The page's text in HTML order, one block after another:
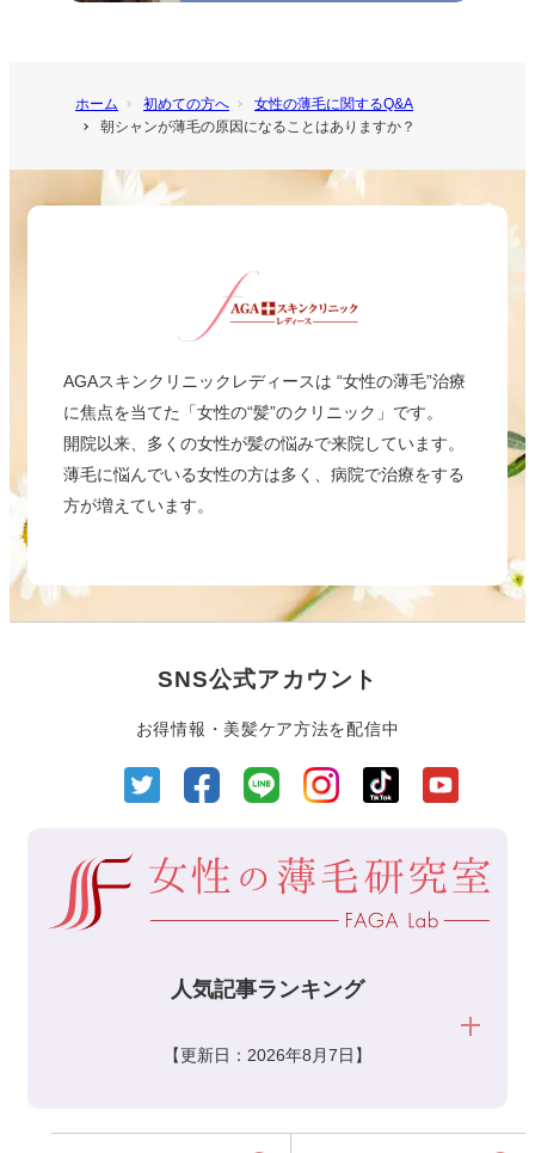
ホーム 初めての方へ
女性の薄毛に関するQ&A
朝シャンが薄毛の原因になることはありますか？
AGAスキンクリニックレディースは “女性の薄毛”治療
に焦点を当てた「女性の“髪”のクリニック」です。
開院以来、多くの女性が髪の悩みで来院しています。
薄毛に悩んでいる女性の方は多く、病院で治療をする
方が増えています。
SNS公式アカウント
お得情報・美髪ケア方法を配信中
人気記事ランキング
【更新日：2026年8月7日】